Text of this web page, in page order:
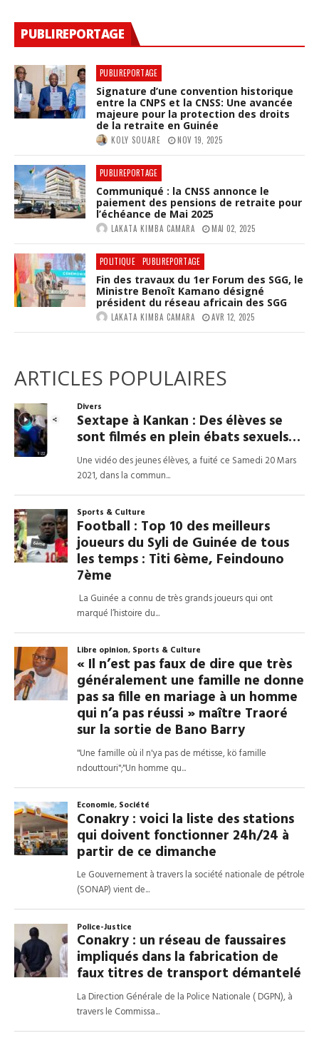
PUBLIREPORTAGE
PUBLIREPORTAGE
Signature d’une convention historique
entre la CNPS et la CNSS: Une avancée
majeure pour la protection des droits
de la retraite en Guinée
KOLY SOUARE NOV 19, 2025
PUBLIREPORTAGE
Communiqué : la CNSS annonce le
paiement des pensions de retraite pour
l’échéance de Mai 2025
LAKATA KIMBA CAMARA MAI 02, 2025
POLITIQUE PUBLIREPORTAGE
Fin des travaux du 1er Forum des SGG, le
Ministre Benoît Kamano désigné
président du réseau africain des SGG
LAKATA KIMBA CAMARA AVR 12, 2025
ARTICLES POPULAIRES